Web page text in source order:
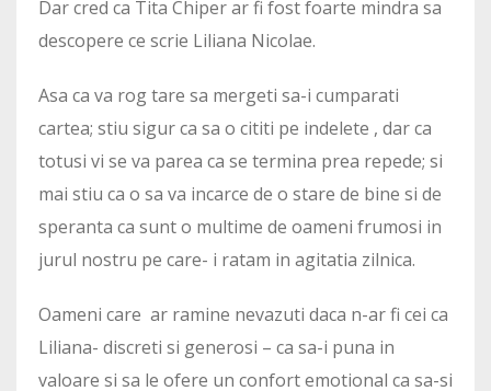
Dar cred ca Tita Chiper ar fi fost foarte mindra sa
descopere ce scrie Liliana Nicolae.
Asa ca va rog tare sa mergeti sa-i cumparati
cartea; stiu sigur ca sa o cititi pe indelete , dar ca
totusi vi se va parea ca se termina prea repede; si
mai stiu ca o sa va incarce de o stare de bine si de
speranta ca sunt o multime de oameni frumosi in
jurul nostru pe care- i ratam in agitatia zilnica.
Oameni care ar ramine nevazuti daca n-ar fi cei ca
Liliana- discreti si generosi – ca sa-i puna in
valoare si sa le ofere un confort emotional ca sa-si